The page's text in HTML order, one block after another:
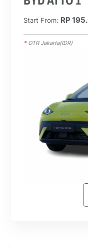
Start From: RP
* OTR Jakarta(IDR)